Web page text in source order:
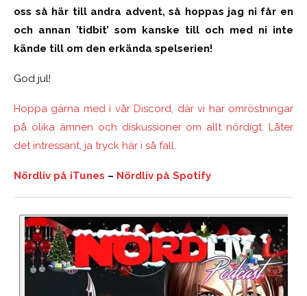
oss så här till andra advent, så hoppas jag ni får en
och annan ’tidbit’ som kanske till och med ni inte
kände till om den erkända spelserien!
God jul!
Hoppa gärna med i vår Discord, där vi har omröstningar
på olika ämnen och diskussioner om allt nördigt. Låter
det intressant, ja tryck här i så fall.
Nördliv på iTunes – Nördliv på Spotify